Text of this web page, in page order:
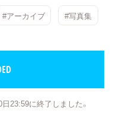
#アーカイブ #写真集
23:59に終了しました。